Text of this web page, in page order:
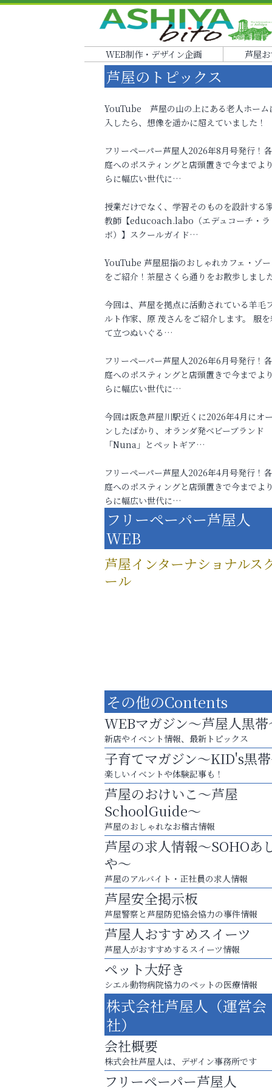
WEB制作・デザイン企画 芦屋
芦屋のトピックス
YouTube 芦屋の山の上にある老人ホーム
入したら、想像を遥かに超えていました！
フリーペーパー芦屋人2026年8月号発行！
庭へのポスティングと店頭置きで今までよ
らに幅広い世代に…
授業だけでなく、学習そのものを設計する
教師【educoach.labo（エデュコーチ・ラ
ボ）】スクールガイド…
YouTube 芦屋屈指のおしゃれカフェ・ゾ
をご紹介！茶屋さくら通りをお散歩しまし
今回は、芦屋を拠点に活動されている羊毛
ルト作家、原 茂さんをご紹介します。 服を
て立つぬいぐる…
フリーペーパー芦屋人2026年6月号発行！
庭へのポスティングと店頭置きで今までよ
らに幅広い世代に…
今回は阪急芦屋川駅近くに2026年4月にオ
ンしたばかり、オランダ発ベビーブランド
「Nuna」とペットギア…
フリーペーパー芦屋人2026年4月号発行！
庭へのポスティングと店頭置きで今までよ
らに幅広い世代に…
フリーペーパー芦屋人
WEB
芦屋インターナショナルス
ール
英語で育つ、世界が広がる！
トレファク出張買取
査定のプロが心を込めて出張査定
ご不要品の売却はトレファク出張買取へ
アテイン音楽教室
その他のContents
WEBマガジン～芦屋人黒帯
新店やイベント情報、最新トピックス
子育てマガジン～KID's黒
楽しいイベントや体験記事も！
芦屋のおけいこ～芦屋
SchoolGuide～
芦屋のおしゃれなお稽古情報
芦屋の求人情報～SOHOあ
や～
芦屋のアルバイト・正社員の求人情報
芦屋安全掲示板
芦屋警察と芦屋防犯協会協力の事件情報
芦屋人おすすめスイーツ
芦屋人がおすすめするスイーツ情報
ペット大好き
シエル動物病院協力のペットの医療情報
株式会社芦屋人（運営会
社）
会社概要
株式会社芦屋人は、デザイン事務所です
フリーペーパー芦屋人